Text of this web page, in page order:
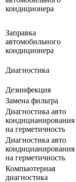
кондиционера
Заправка
автомобильного
кондиционера
Диагностика
Дезинфекция
Замена фильтра
Диагностика авто
кондицианирования
на герметичность
Диагностика авто
кондицианирования
на герметичность
Компьютерная
диагностика